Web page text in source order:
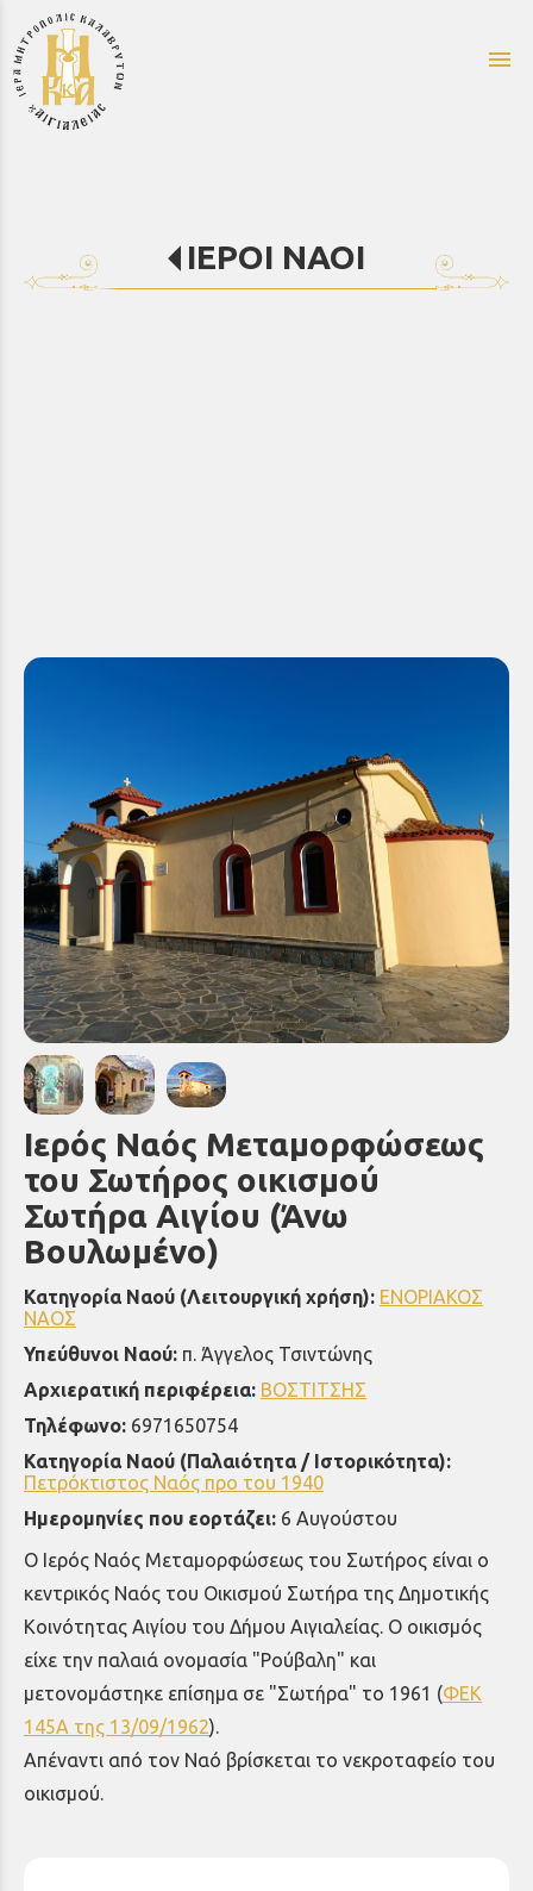
menu
ΙΕΡΟΙ ΝΑΟΙ
Ιερός Ναός Μεταμορφώσεως
του Σωτήρος οικισμού
Σωτήρα Αιγίου (Άνω
Βουλωμένο)
Κατηγορία Ναού (Λειτουργική χρήση): ΕΝΟΡΙΑΚΟΣ
ΝΑΟΣ
Υπεύθυνοι Ναού: π. Άγγελος Τσιντώνης
Αρχιερατική περιφέρεια: ΒΟΣΤΙΤΣΗΣ
Τηλέφωνο: 6971650754
Κατηγορία Ναού (Παλαιότητα / Ιστορικότητα):
Πετρόκτιστος Ναός προ του 1940
Ημερομηνίες που εορτάζει: 6 Αυγούστου
Ο Ιερός Ναός Μεταμορφώσεως του Σωτήρος είναι ο
κεντρικός Ναός του Οικισμού Σωτήρα της Δημοτικής
Κοινότητας Αιγίου του Δήμου Αιγιαλείας. Ο οικισμός
είχε την παλαιά ονομασία "Ρούβαλη" και
μετονομάστηκε επίσημα σε "Σωτήρα" το 1961 (ΦΕΚ
145Α της 13/09/1962).
Απέναντι από τον Ναό βρίσκεται το νεκροταφείο του
οικισμού.